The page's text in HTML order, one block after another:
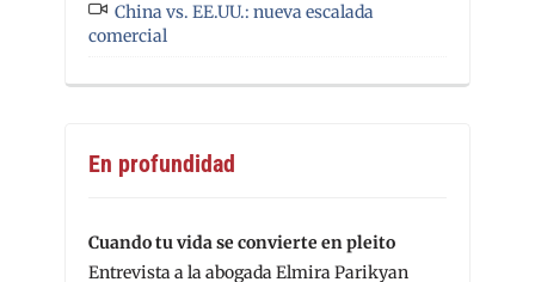
China vs. EE.UU.: nueva escalada
comercial
En profundidad
Cuando tu vida se convierte en pleito
Entrevista a la abogada Elmira Parikyan